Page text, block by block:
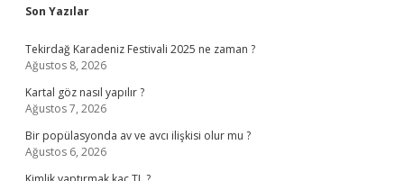
Sidebar
Son Yazılar
Tekirdağ Karadeniz Festivali 2025 ne zaman ?
Ağustos 8, 2026
Kartal göz nasıl yapılır ?
Ağustos 7, 2026
Bir popülasyonda av ve avcı ilişkisi olur mu ?
Ağustos 6, 2026